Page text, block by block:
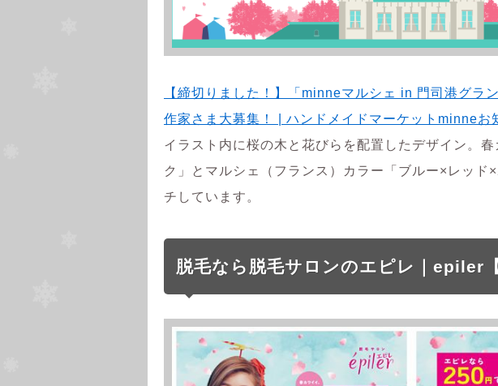
【締切りました！】「minneマルシェ in 門司港グラ
作家さま大募集！ | ハンドメイドマーケットminneお
イラスト内に桜の木と花びらを配置したデザイン。
ク」とマルシェ（フランス）カラー「ブルー×レッド
チしています。
脱毛なら脱毛サロンのエピレ｜epiler【